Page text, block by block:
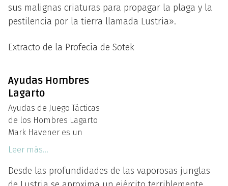
sus malignas criaturas para propagar la plaga y la
pestilencia por la tierra llamada Lustria».
Extracto de la Profecía de Sotek
Ayudas Hombres
Lagarto
Ayudas de Juego Tácticas
de los Hombres Lagarto
Mark Havener es un
Leer más…
Desde las profundidades de las vaporosas junglas